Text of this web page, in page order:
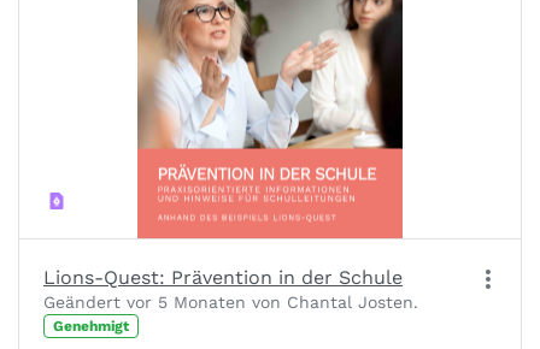
Lions-Quest: Prävention in der Schule
Geändert vor 5 Monaten von Chantal Josten.
Genehmigt